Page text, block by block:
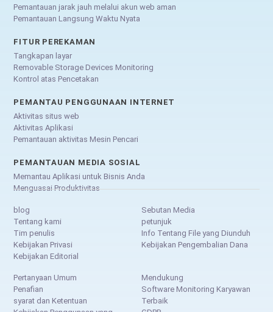
Pemantauan jarak jauh melalui akun web aman
Pemantauan Langsung Waktu Nyata
FITUR PEREKAMAN
Tangkapan layar
Removable Storage Devices Monitoring
Kontrol atas Pencetakan
PEMANTAU PENGGUNAAN INTERNET
Aktivitas situs web
Aktivitas Aplikasi
Pemantauan aktivitas Mesin Pencari
PEMANTAUAN MEDIA SOSIAL
Memantau Aplikasi untuk Bisnis Anda
Menguasai Produktivitas
blog
Tentang kami
Tim penulis
Kebijakan Privasi
Kebijakan Editorial
Sebutan Media
petunjuk
Info Tentang File yang Diunduh
Kebijakan Pengembalian Dana
Pertanyaan Umum
Penafian
syarat dan Ketentuan
Mendukung
Software Monitoring Karyawan
Terbaik